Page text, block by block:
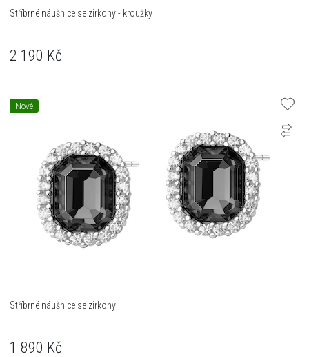
Stříbrné náušnice se zirkony - kroužky
2 190 Kč
Nové
Stříbrné náušnice se zirkony
1 890 Kč